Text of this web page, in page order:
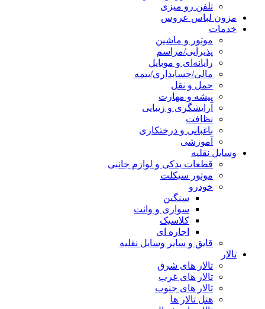
تلفن رو میزی
مزون لباس عروس
خدمات
موتور و ماشین
پذیرایی/مراسم
رایانه‌ای و موبایل
مالی/حسابداری/بیمه
حمل و نقل
پیشه و مهارت
آرایشگری و زیبایی
نظافت
باغبانی و درختکاری
آموزشی
وسایل نقلیه
قطعات یدکی و لوازم جانبی
موتور سیکلت
خودرو
سنگین
سواری و وانت
کلاسیک
اجاره ای
قایق و سایر وسایل نقلیه
تالار
تالار های شرق
تالار های غرب
تالار های جنوب
هتل تالار ها